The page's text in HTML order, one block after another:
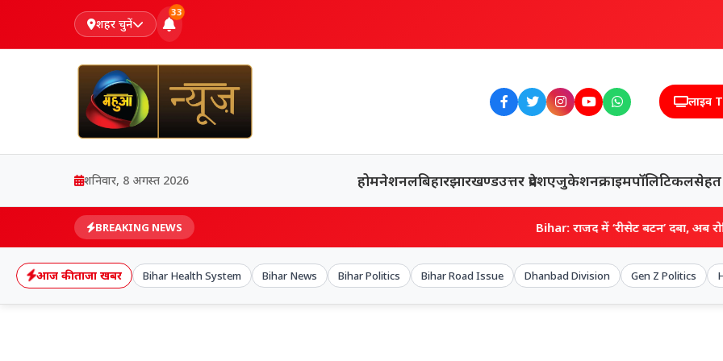
शहर चुनें
33
लाइव
शनिवार, 8 अगस्त 2026 होमनेशनलबिहारझारखण्डउत्तर प्रदेशएजुकेशनक्राइमपॉलिटिकलसेहत
BREAKING NEWS Bihar: राजद में ‘रीसेट बटन’ दबा, अब रोहिणी की सलाह
आज की ताजा खबर Bihar Health System Bihar News Bihar Politics Bihar Road Issue Dhanbad Division Gen Z Politics